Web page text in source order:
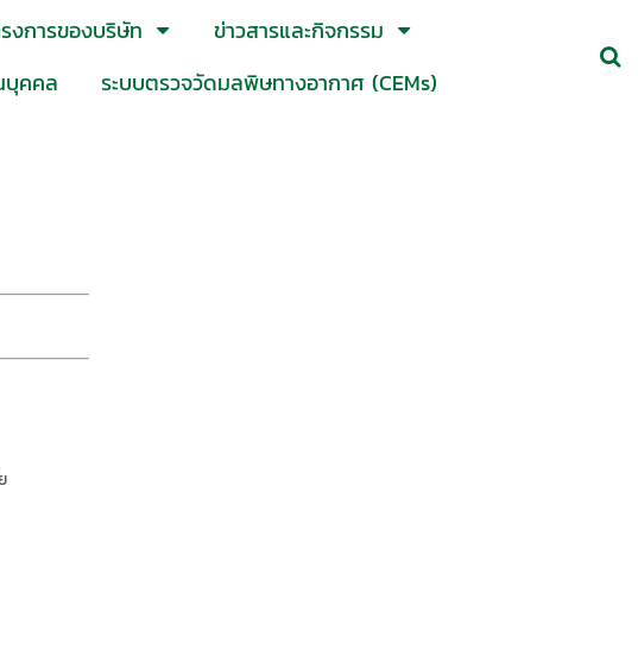
งการของบริษัท
ข่าวสารและกิจกรรม
บุคคล ระบบตรวจวัดมลพิษทางอากาศ (CEMs)